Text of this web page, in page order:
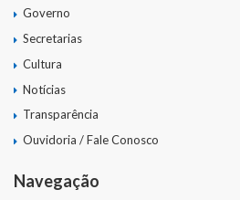
Governo
Secretarias
Cultura
Notícias
Transparência
Ouvidoria / Fale Conosco
Navegação